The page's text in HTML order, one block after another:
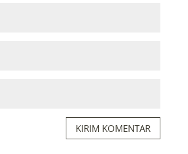
KIRIM KOMENTAR